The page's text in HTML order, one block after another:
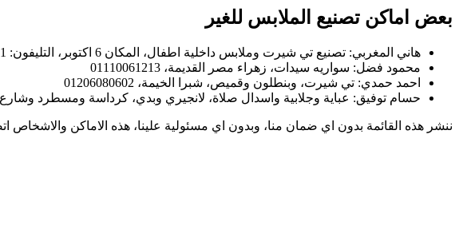
بعض اماكن تصنيع الملابس للغير
هاني المغربي: تصنيع تي شيرت وملابس داخلية اطفال، المكان 6 اكتوبر، التليفون: 01111625551
محمود فضل: سواريه سيدات، زهراء مصر القديمة، 01110061213
احمد حمدي: تي شيرت، وبنطلون وقميص، شبرا الخيمة، 01206080602
حسام توفيق: عباية وجلابية واسدال صلاة، لانجيري وبدي، كرداسة ومسطرد وشارع الازهر، 01000155203،
ننشر هذه القائمة بدون اي ضمان منا، وبدون اي مسئولية علينا، هذه الاماكن